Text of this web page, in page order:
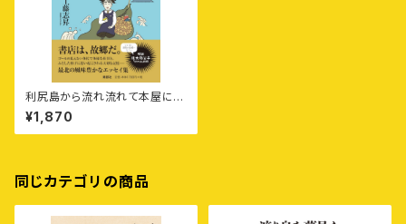
利尻島から流れ流れて本屋にな
った
¥1,870
同じカテゴリの商品